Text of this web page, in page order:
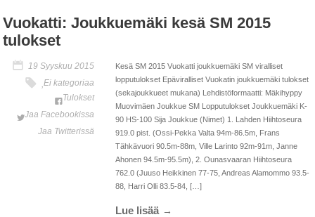
Vuokatti: Joukkuemäki kesä SM 2015
tulokset
19 Syyskuu 2015
Ei kategoriaa
,
Tulokset
Jaa Facebookissa
Jaa Twitterissä
Kesä SM 2015 Vuokatti joukkuemäki SM viralliset
lopputulokset Epäviralliset Vuokatin joukkuemäki tulokset
(sekajoukkueet mukana) Lehdistöformaatti: Mäkihyppy
Muovimäen Joukkue SM Lopputulokset Joukkuemäki K-
90 HS-100 Sija Joukkue (Nimet) 1. Lahden Hiihtoseura
919.0 pist. (Ossi-Pekka Valta 94m-86.5m, Frans
Tähkävuori 90.5m-88m, Ville Larinto 92m-91m, Janne
Ahonen 94.5m-95.5m), 2. Ounasvaaran Hiihtoseura
762.0 (Juuso Heikkinen 77-75, Andreas Alamommo 93.5-
88, Harri Olli 83.5-84, […]
Lue lisää